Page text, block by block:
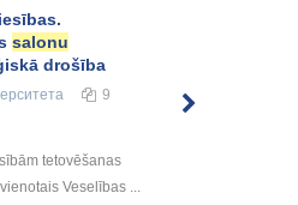
salonu
drošība
9
tetovēšanas
Veselības ...